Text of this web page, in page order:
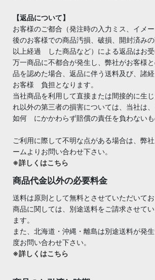
【返品について】
お客様のご都合（発注時の入力ミス、イメ
後のお客様での商品汚損、破損、開封済み
以上経過 した商品など）による返品はお受
万一商品に不都合が発生し、弊社がお客様
品を認めた場合、返品に伴う送料及び、諸
お客様 負担となります。
当社商品を利用して直接または間接的に生
れ以外の第三者の損害については、当社は
如何 にかかわらず賠償の責任を負わないも
ご利用に際して不明な点がある場合は、弊
ームよりお問い合わせ下さい。
※詳しくはこちら
商品代金以外の必要料金
送料は原則として無料とさせていただいて
商品に関しては、別途送料をご請求させて
ます。
また、北海道・沖縄・離島は別途送料が発
度お問い合わせ下さい。
※詳しくはこちら